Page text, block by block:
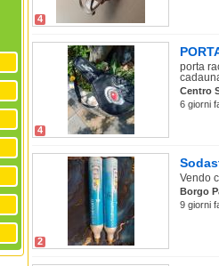
4
4
porta
Centro
6 giorni
2
Vendo
Borgo
9 giorni